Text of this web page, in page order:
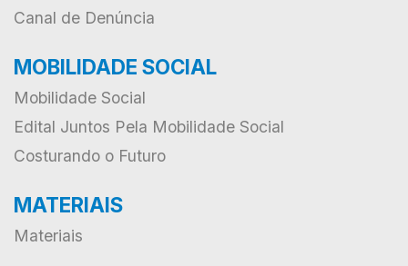
Canal de Denúncia
MOBILIDADE SOCIAL
Mobilidade Social
Edital Juntos Pela Mobilidade Social
Costurando o Futuro
MATERIAIS
Materiais